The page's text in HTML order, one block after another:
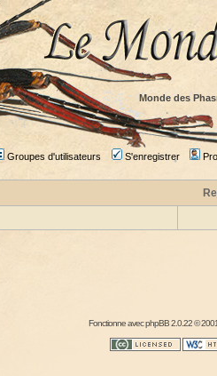
Monde des
Groupes d'utilisateurs S'enregistrer
Fonctionne avecphpBB2.0.22 ©